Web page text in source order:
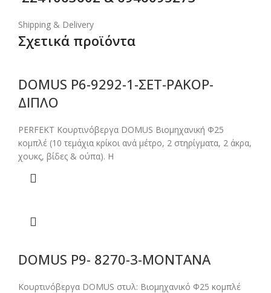
Shipping & Delivery
Σχετικά προϊόντα
DOMUS P6-9292-1-ΣΕΤ-ΡΑΚΟΡ-
ΔΙΠΛΟ
PERFEKT Κουρτινόβεργα DOMUS Βιομηχανική Φ25
κομπλέ (10 τεμάχια κρίκοι ανά μέτρο, 2 στηρίγματα, 2 άκρα,
χουκς, βίδες & ούπα). Η
DOMUS P9- 8270-3-MONTANA
Κουρτινόβεργα DOMUS στυλ: Βιομηχανικό Φ25 κομπλέ